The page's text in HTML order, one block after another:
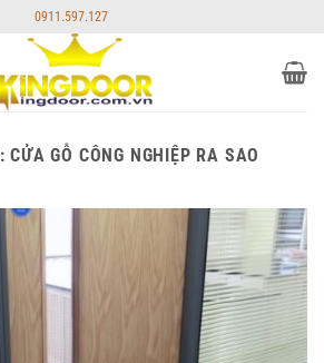
0911.597.127
CỬA GỖ CÔNG NGHIỆP RA SAO